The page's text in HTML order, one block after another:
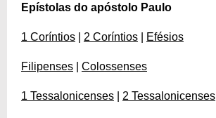
Epístolas do apóstolo Paulo
1 Coríntios 2 Coríntios Efésios
Filipenses Colossenses
1 Tessalonicenses 2 Tessalonicenses